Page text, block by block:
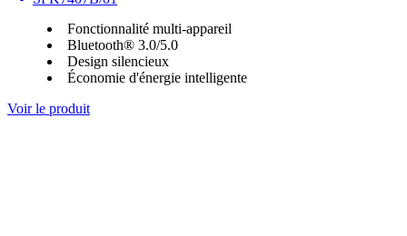
Fonctionnalité multi-appareil
Bluetooth® 3.0/5.0
Design silencieux
Économie d'énergie intelligente
Voir le produit